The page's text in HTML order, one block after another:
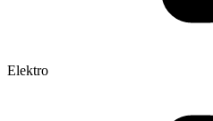
Elektro